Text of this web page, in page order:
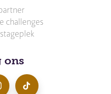
challenges
ons